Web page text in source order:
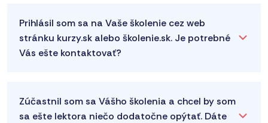
Prihlásil som sa na Vaše školenie cez web
stránku kurzy.sk alebo školenie.sk. Je potrebné
Vás ešte kontaktovať?
Zúčastnil som sa Vášho školenia a chcel by som
sa ešte lektora niečo dodatočne opýtať. Dáte